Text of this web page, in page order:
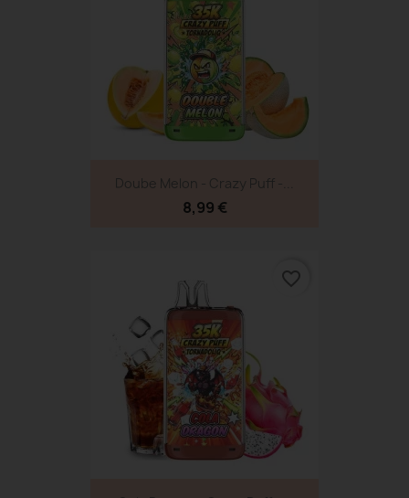
Doube Melon - Crazy Puff -...
8,99 €
favorite_border